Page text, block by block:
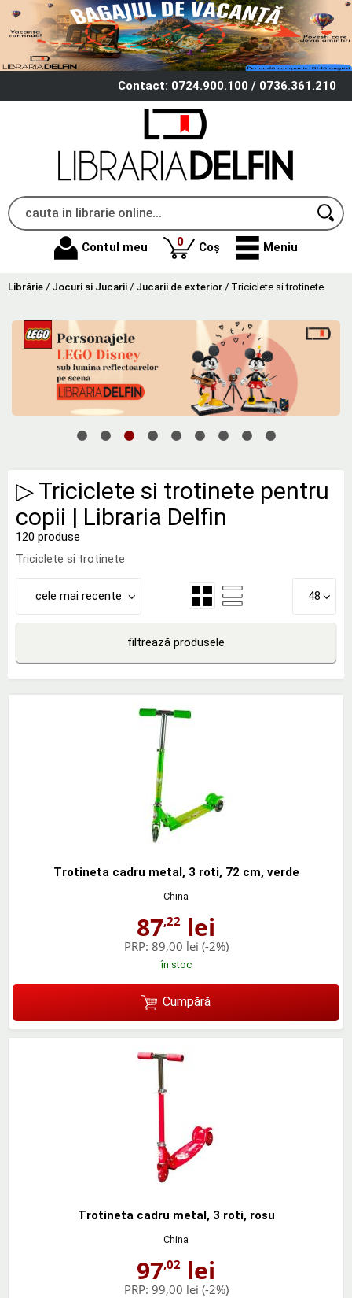
Contact: 0724.900.100 / 0736.361.210
Contul meu 0produse
Coș Meniu
Librărie / Jocuri si Jucarii / Jucarii de exterior / Triciclete si trotinete
▷ Triciclete si trotinete pentru
copii | Libraria Delfin
120 produse
Triciclete si trotinete
cele mai recente 48
filtrează produsele
Trotineta cadru metal, 3 roti, 72 cm, verde
China
87,22 lei
PRP: 89,00 lei (-2%)
în stoc
Cumpără
Trotineta cadru metal, 3 roti, rosu
China
97,02 lei
PRP: 99,00 lei (-2%)